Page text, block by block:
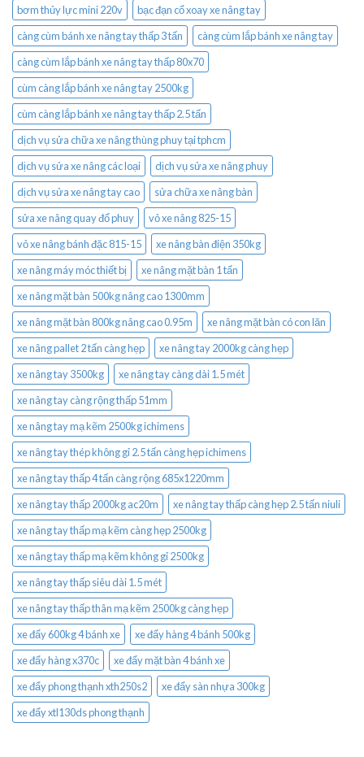
bơm thủy lực mini 220v
bạc đạn cổ xoay xe nâng tay
càng cùm bánh xe nâng tay thấp 3 tấn
càng cùm lắp bánh xe nâng tay
càng cùm lắp bánh xe nâng tay thấp 80x70
cùm càng lắp bánh xe nâng tay 2500kg
cùm càng lắp bánh xe nâng tay thấp 2.5 tấn
dịch vụ sửa chữa xe nâng thùng phuy tại tphcm
dịch vụ sửa xe nâng các loại
dịch vụ sửa xe nâng phuy
dịch vụ sửa xe nâng tay cao
sửa chữa xe nâng bàn
sửa xe nâng quay đổ phuy
vỏ xe nâng 825-15
vỏ xe nâng bánh đặc 815-15
xe nâng bàn điện 350kg
xe nâng máy móc thiết bị
xe nâng mặt bàn 1 tấn
xe nâng mặt bàn 500kg nâng cao 1300mm
xe nâng mặt bàn 800kg nâng cao 0.95m
xe nâng mặt bàn có con lăn
xe nâng pallet 2 tấn càng hẹp
xe nâng tay 2000kg càng hẹp
xe nâng tay 3500kg
xe nâng tay càng dài 1.5 mét
xe nâng tay càng rộng thấp 51mm
xe nâng tay mạ kẽm 2500kg ichimens
xe nâng tay thép không gỉ 2.5 tấn càng hẹp ichimens
xe nâng tay thấp 4 tấn càng rộng 685x1220mm
xe nâng tay thấp 2000kg ac20m
xe nâng tay thấp càng hẹp 2.5 tấn niuli
xe nâng tay thấp mạ kẽm càng hẹp 2500kg
xe nâng tay thấp mạ kẽm không gỉ 2500kg
xe nâng tay thấp siêu dài 1.5 mét
xe nâng tay thấp thân mạ kẽm 2500kg càng hẹp
xe đẩy 600kg 4 bánh xe
xe đẩy hàng 4 bánh 500kg
xe đẩy hàng x370c
xe đẩy mặt bàn 4 bánh xe
xe đẩy phong thạnh xth250s2
xe đẩy sàn nhựa 300kg
xe đẩy xtl130ds phong thạnh